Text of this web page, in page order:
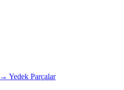
→ Yedek Parçalar